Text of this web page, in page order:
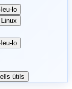
lo
lo
útils